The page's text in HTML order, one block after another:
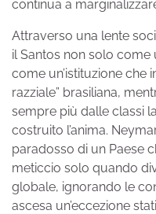
continua a
Attraverso una lente
il Santos non solo
come un’istituzione che
razziale” brasiliana,
sempre più dalle classi
costruito l’anima.
paradosso di un Paese
meticcio solo quando
globale, ignorando le
ascesa un’eccezione